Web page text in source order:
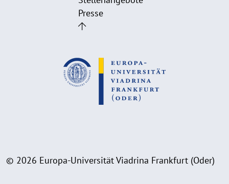
Presse
© 2026 Europa-Universität Viadrina Frankfurt (Oder)